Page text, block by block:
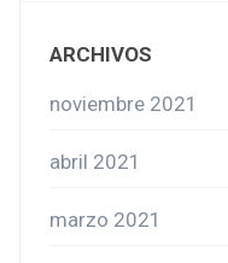
ARCHIVOS
noviembre 2021
abril 2021
marzo 2021